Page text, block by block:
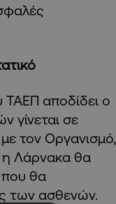
ΤΑΕΠ αποδίδει ο
γίνεται σε
τον Οργανισμό,
η Λάρνακα θα
που θα
των ασθενών.